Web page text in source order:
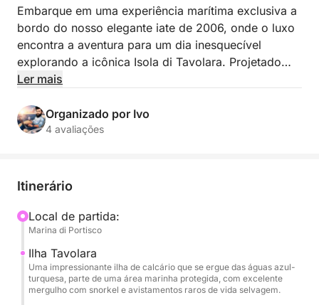
Embarque em uma experiência marítima exclusiva a
bordo do nosso elegante iate de 2006, onde o luxo
encontra a aventura para um dia inesquecível
explorando a icônica Isola di Tavolara. Projetado
para viajantes exigentes, este navio combina estilo
áreas de estar e atenção meticulosa aos detalhes.
Sua tripulação profissional — incluindo um capitão
costa nordeste da Sardenha, chegando à majestosa
Tavolara, uma impressionante montanha de calcário
que se ergue em águas esmeraldas. Esta área
marinha protegida oferece alguns dos pontos de
natação e mergulho mais intocados do
Ler mais
Organizado por Ivo
4 avaliações
Itinerário
Local de partida:
Marina di Portisco
Ilha Tavolara
Uma impressionante ilha de calcário que se ergue das águas azul-
turquesa, parte de uma área marinha protegida, com excelente
mergulho com snorkel e avistamentos raros de vida selvagem.